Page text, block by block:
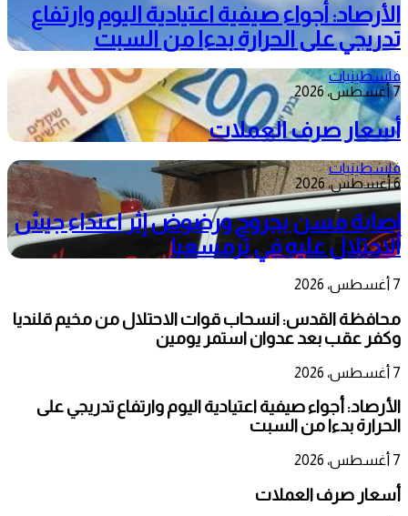
الأرصاد: أجواء صيفية اعتيادية اليوم وارتفاع
تدريجي على الحرارة بدءا من السبت
فلسطينيات
7 أغسطس، 2026
أسعار صرف العملات
فلسطينيات
6 أغسطس، 2026
إصابة مسن بجروح ورضوض إثر اعتداء جيش
الاحتلال عليه في ترمسعيا
7 أغسطس، 2026
محافظة القدس: انسحاب قوات الاحتلال من مخيم قلنديا
وكفر عقب بعد عدوان استمر يومين
7 أغسطس، 2026
الأرصاد: أجواء صيفية اعتيادية اليوم وارتفاع تدريجي على
الحرارة بدءا من السبت
7 أغسطس، 2026
أسعار صرف العملات